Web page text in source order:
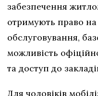
забезпечення
отримують право
обслуговування,
можливість
та доступ до
Для чоловіків